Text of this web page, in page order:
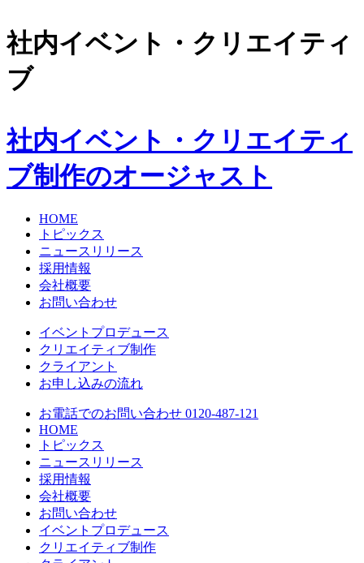
社内イベント・クリエイティ
ブ
社内イベント・クリエイティ
ブ制作のオージャスト
HOME
トピックス
ニュースリリース
採用情報
会社概要
お問い合わせ
イベントプロデュース
クリエイティブ制作
クライアント
お申し込みの流れ
お電話でのお問い合わせ 0120-487-121
HOME
トピックス
ニュースリリース
採用情報
会社概要
お問い合わせ
イベントプロデュース
クリエイティブ制作